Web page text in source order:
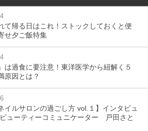
て帰る日はこれ！ストックしておくと便
せ夕ご飯特集
は過食に要注意！東洋医学から紐解く５
原因とは？
イルサロンの過ごし方 vol.１】インタビュ
ューティーコミュニケーター 戸田さと